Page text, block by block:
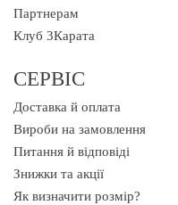
Партнерам
Клуб 3Карата
СЕРВІС
Доставка й оплата
Вироби на замовлення
Питання й відповіді
Знижки та акції
Як визначити розмір?